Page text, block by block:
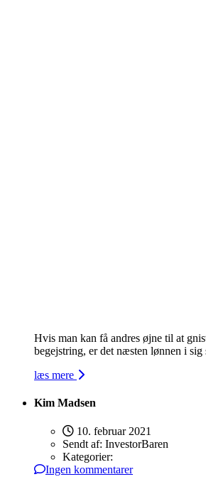
Hvis man kan få andres øjne til at
begejstring, er det næsten lønnen i sig
læs mere
Kim Madsen
10. februar 2021
Sendt af: InvestorBaren
Kategorier:
Ingen kommentarer